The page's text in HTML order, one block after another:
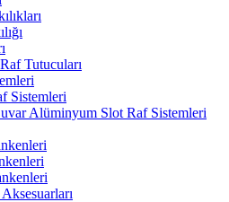
Tutucuları
Sistemleri
Alüminyum Slot Raf Sistemleri